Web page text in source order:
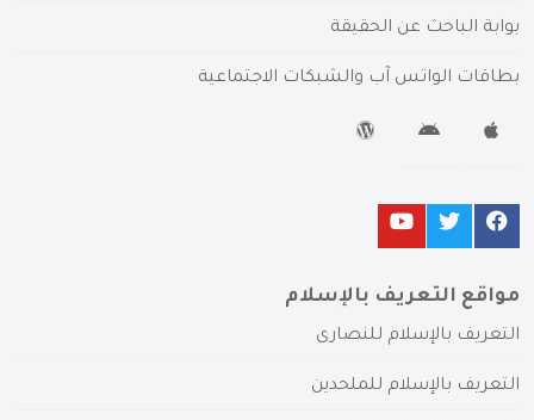
بوابة الباحث عن الحقيقة
بطاقات الواتس آب والشبكات الاجتماعية
مواقع التعريف بالإسلام
التعريف بالإسلام للنصارى
التعريف بالإسلام للملحدين